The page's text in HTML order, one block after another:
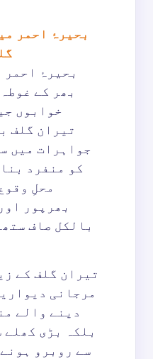
بحیرۂ احمر
بحیرۂ احمر
بھر کے
خوابوں
تیران گلف
جواہرات میں
کو منفرد
محلِ
بھرپور
بالکل صاف
تیران گلف کے
مرجانی
دینے والے
بلکہ بڑی
سے روبرو